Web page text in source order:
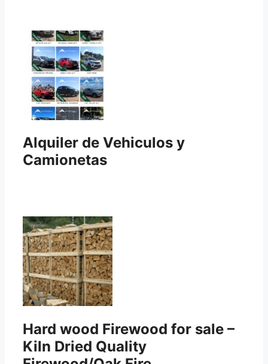
Alquiler de Vehiculos y
Camionetas
Hard wood Firewood for sale –
Kiln Dried Quality